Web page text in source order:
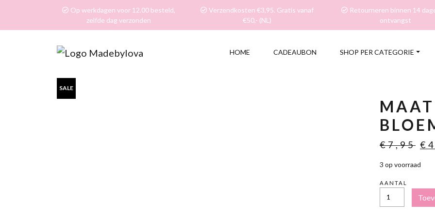
Op werkdagen voor 12.00 besteld,
zelfde dag verzonden
Verzendkosten €3,95. Gratis vanaf
€50,- (NL)
Retourneren binnen 14
ontvangst
HOME CADEAUBON SHOP PER CATEGORIE
SALE
€7,95 €
3 op voorraad
AANTAL
-